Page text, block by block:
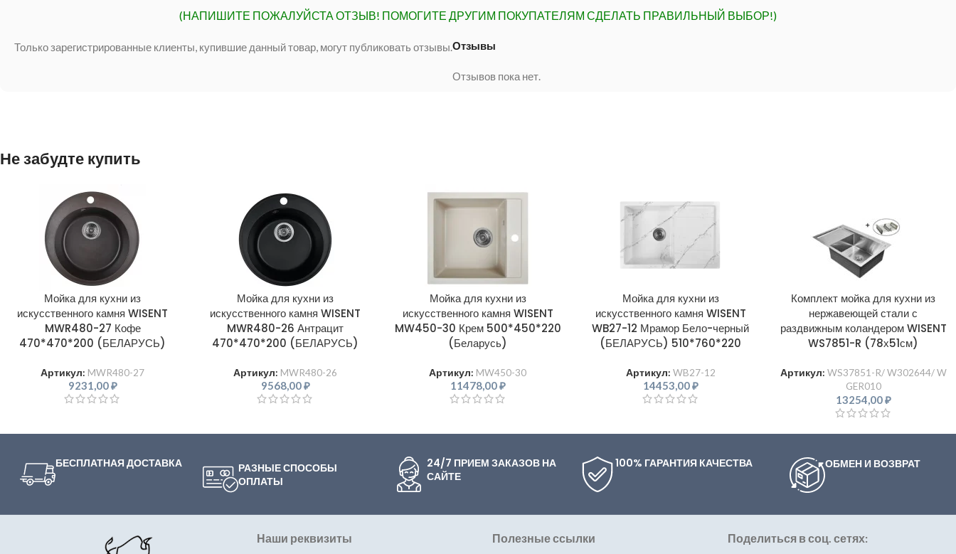
(НАПИШИТЕ ПОЖАЛУЙСТА ОТЗЫВ! ПОМОГИТЕ ДРУГИМ ПОКУПАТЕЛЯМ СДЕЛАТЬ ПРАВИЛЬНЫЙ ВЫБОР!)
Отзывы
Отзывов пока нет.
Только зарегистрированные клиенты, купившие данный товар, могут публиковать отзывы.
Не забудте купить
Мойка для кухни из
искусственного камня WISENT
MWR480-27 Кофе
470*470*200 (БЕЛАРУСЬ)
Артикул: MWR480-27
9231,00₽
Мойка для кухни из
искусственного камня WISENT
MWR480-26 Антрацит
470*470*200 (БЕЛАРУСЬ)
Артикул: MWR480-26
9568,00₽
Мойка для кухни из
искусственного камня WISENT
MW450-30 Крем 500*450*220
(Беларусь)
Артикул: MW450-30
11478,00₽
Мойка для кухни из
искусственного камня WISENT
WB27-12 Мрамор Бело-черный
(БЕЛАРУСЬ) 510*760*220
Артикул: WB27-12
14453,00₽
Комплект мойка для кухни из
нержавеющей стали с
раздвижным коландером WISENT
WS7851-R (78х51см)
Артикул: WS37851-R/ W302644/ W
GER010
13254,00₽
БЕСПЛАТНАЯ ДОСТАВКА
РАЗНЫЕ СПОСОБЫ
ОПЛАТЫ
24/7 ПРИЕМ ЗАКАЗОВ НА
САЙТЕ
100% ГАРАНТИЯ КАЧЕСТВА ОБМЕН И ВОЗВРАТ
Наши реквизиты Полезные ссылки Поделиться в соц. сетях: